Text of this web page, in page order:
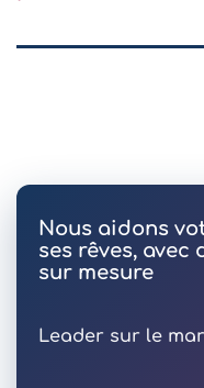
Nous aidons
ses rêves,
sur mesure
Leader sur le